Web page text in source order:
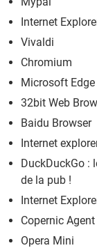
Internet
Vivaldi
Chromium
Microsoft Edge
32bit Web
Baidu Browser
Internet
DuckDuckGo :
de la pub !
Internet
Copernic
Opera Mini